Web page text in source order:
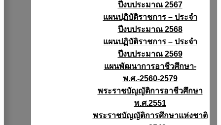
ปีงบประมาณ 2567
แผนปฏิบัติราชการ – ประจำ
ปีงบประมาณ 2568
แผนปฏิบัติราชการ – ประจำ
ปีงบประมาณ 2569
แผนพัฒนาการอาชีวศึกษา-
พ.ศ.-2560-2579
พระราชบัญญัติการอาชีวศึกษา
พ.ศ.2551
พระราชบัญญัติการศึกษาแห่งชาติ